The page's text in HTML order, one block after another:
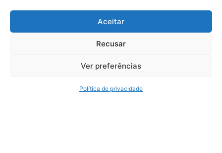
Aceitar
Recusar
Ver preferências
Política de privacidade
+55 (11) 3254-7680
Reforma Tributária Expert